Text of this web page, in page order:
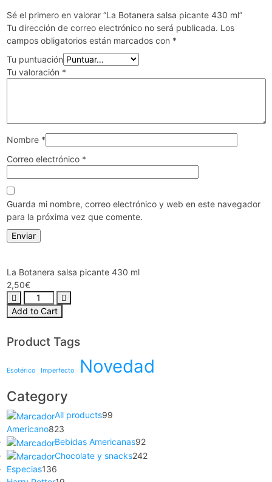
Sé el primero en valorar “La Botanera salsa picante 430 ml”
Tu dirección de correo electrónico no será publicada. Los
campos obligatorios están marcados con *
Tu puntuación
Tu valoración *
Nombre *
Correo electrónico *
Guarda mi nombre, correo electrónico y web en este navegador
para la próxima vez que comente.
La Botanera salsa picante 430 ml
2,50€
Add to Cart
Product Tags
Esotérico Imperfecto Novedad
Category
All products99
Americano823
Bebidas Americanas92
Chocolate y snacks242
Especias136